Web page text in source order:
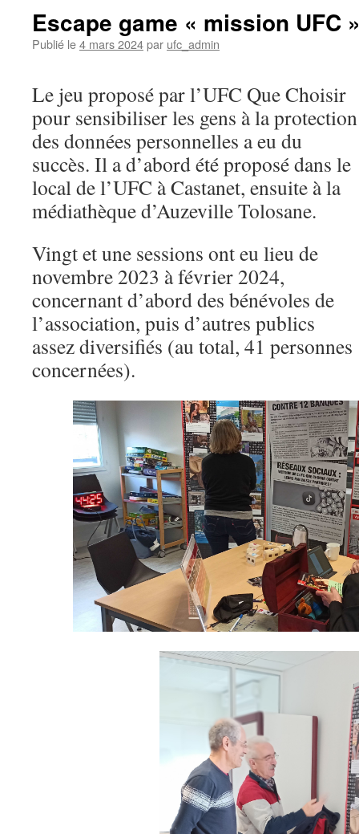
Escape game « mission UFC
Publié le4 mars 2024par ufc_admin
Le jeu proposé par l’UFC Que Choisir
pour sensibiliser les gens à la protection
des données personnelles a eu du
succès. Il a d’abord été proposé dans le
local de l’UFC à Castanet, ensuite à la
médiathèque d’Auzeville Tolosane.
Vingt et une sessions ont eu lieu de
novembre 2023 à février 2024,
concernant d’abord des bénévoles de
l’association, puis d’autres publics
assez diversifiés (au total, 41 personnes
concernées).